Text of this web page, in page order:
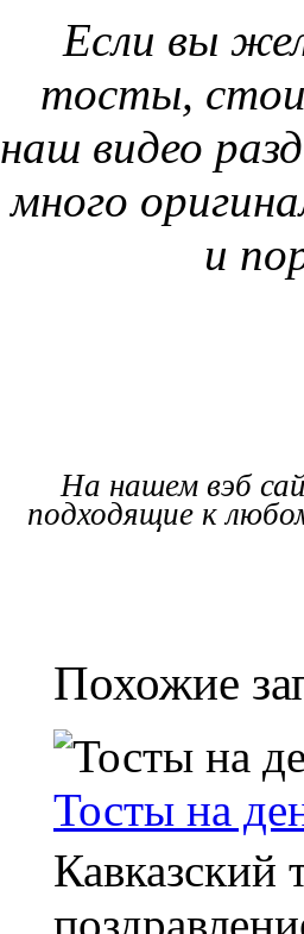
Если вы
тосты,
наш видео
много
и
На нашем вэб
подходящие к
Похожие
Тосты на
Кавказский